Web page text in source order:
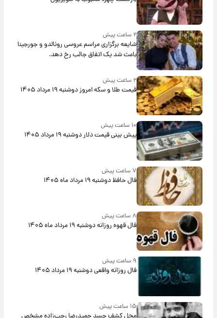
۲ ساعت پیش
شایعه برگزاری مراسم عروسی رونالدو و جورجینا
باعث شد یک اتفاق جالب رخ دهد.
۲ ساعت پیش
قیمت طلا و سکه امروز دوشنبه ۱۹ مرداد ۱۴۰۵
۱۰ ساعت پیش
پیش‌ بینی قیمت دلار دوشنبه ۱۹ مرداد ۱۴۰۵
۷ ساعت پیش
فال حافظ دوشنبه ۱۹ مرداد ماه ۱۴۰۵
۸ ساعت پیش
فال قهوه روزانه دوشنبه ۱۹ مرداد ماه ۱۴۰۵
فال روزانه واقعی دوشنبه ۱۹ مرداد ۱۴۰۵
۱۵ ساعت پیش